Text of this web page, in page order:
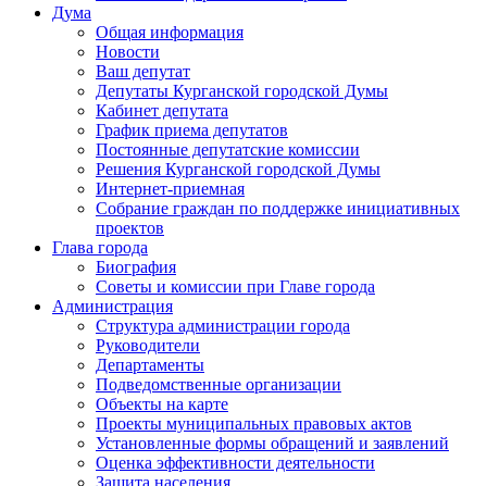
Дума
Общая информация
Новости
Ваш депутат
Депутаты Курганской городской Думы
Кабинет депутата
График приема депутатов
Постоянные депутатские комиссии
Решения Курганской городской Думы
Интернет-приемная
Собрание граждан по поддержке инициативных
проектов
Глава города
Биография
Советы и комиссии при Главе города
Администрация
Структура администрации города
Руководители
Департаменты
Подведомственные организации
Объекты на карте
Проекты муниципальных правовых актов
Установленные формы обращений и заявлений
Оценка эффективности деятельности
Защита населения